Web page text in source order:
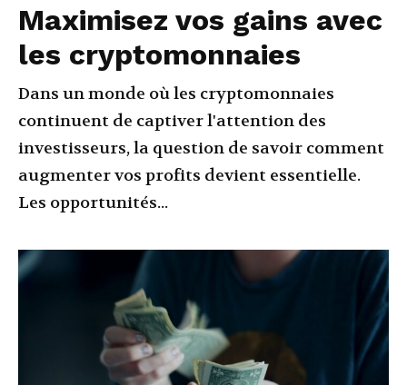
Maximisez vos gains avec
les cryptomonnaies
Dans un monde où les cryptomonnaies
continuent de captiver l'attention des
investisseurs, la question de savoir comment
augmenter vos profits devient essentielle.
Les opportunités...